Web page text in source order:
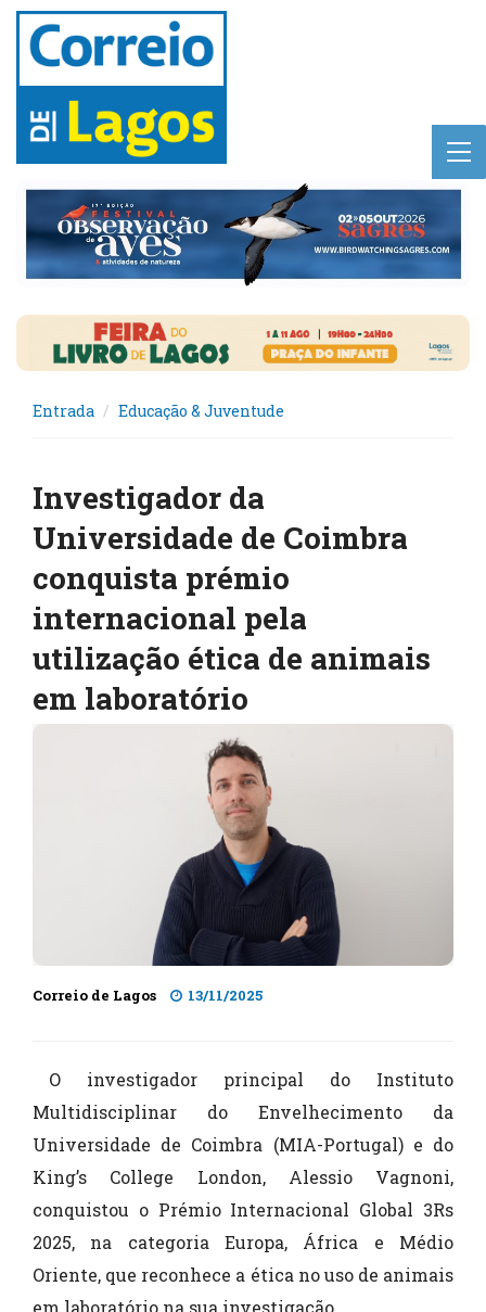
Entrada Educação & Juventude
Investigador da
Universidade de Coimbra
conquista prémio
internacional pela
utilização ética de animais
em laboratório
Correio de Lagos 13/11/2025
O investigador principal do Instituto
Multidisciplinar do Envelhecimento da
Universidade de Coimbra (MIA-Portugal) e do
King’s College London, Alessio Vagnoni,
conquistou o Prémio Internacional Global 3Rs
2025, na categoria Europa, África e Médio
Oriente, que reconhece a ética no uso de animais
em laboratório na sua investigação.